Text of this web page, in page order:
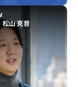
松山 克音